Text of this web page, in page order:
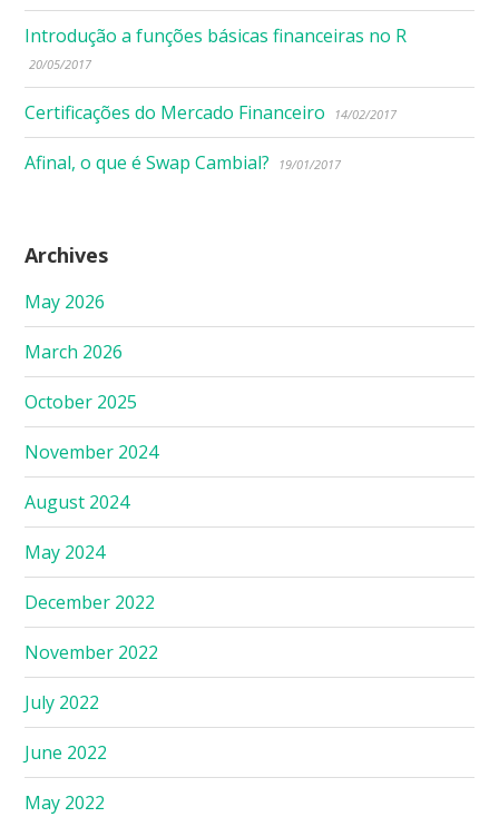
Introdução a funções básicas financeiras no R
20/05/2017
Certificações do Mercado Financeiro 14/02/2017
Afinal, o que é Swap Cambial? 19/01/2017
Archives
May 2026
March 2026
October 2025
November 2024
August 2024
May 2024
December 2022
November 2022
July 2022
June 2022
May 2022